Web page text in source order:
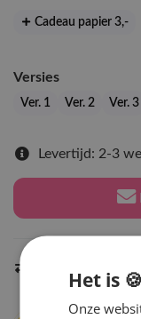
Cadeau papier 3,-
Versies
Ver. 1 Ver. 2 Ver. 3
Levertijd: 2-3
Het is
Onze